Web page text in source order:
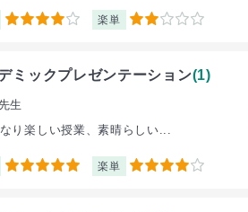
4 楽単 2
ミックプレゼンテーション(1)
生
り楽しい授業、素晴らしい...
5 楽単 4